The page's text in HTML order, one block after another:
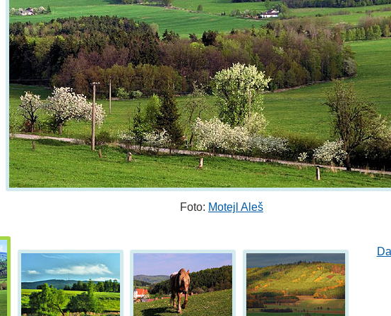
Foto: Motejl Aleš